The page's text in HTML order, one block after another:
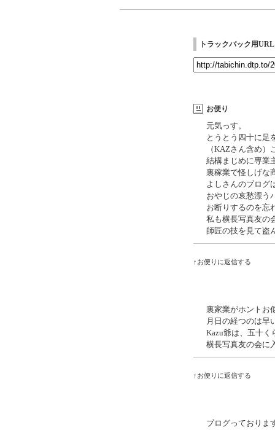
トラックバック用URL
お便り
元気っす。
とうとう四十に足
（KAZさん含め
結構まじめに専業
裏稼業で怪しげな
よしさんのブログ
おやじの哀愁漂う
お断りするのを忘
私も横長写真友の
師匠の技を見て盗
↑お便りに返信する
裏家業がホントお
月日の経つのは早
Kazu爺は、五十く
横長写真友の会に
↑お便りに返信する
ブログっておりま